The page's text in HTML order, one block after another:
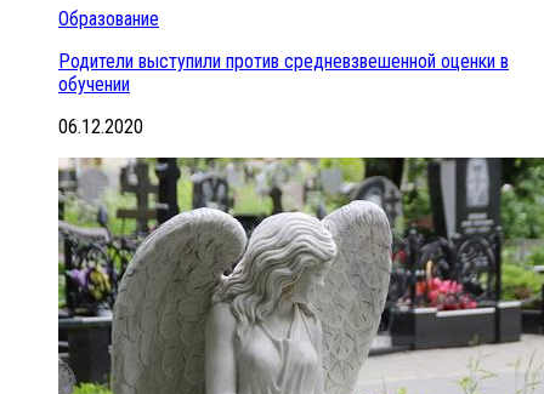
Образование
Родители выступили против средневзвешенной оценки в
обучении
06.12.2020